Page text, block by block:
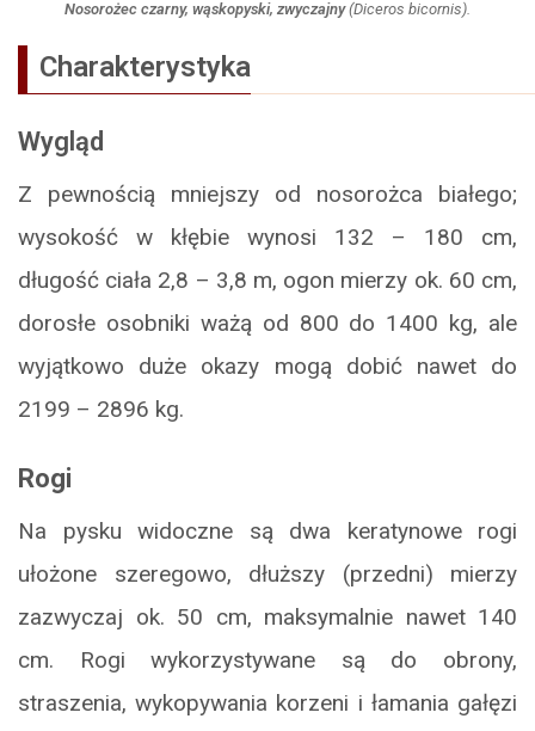
Nosorożec czarny, wąskopyski, zwyczajny(Diceros bicornis).
Charakterystyka
Wygląd
Z pewnością mniejszy od nosorożca białego;
wysokość w kłębie wynosi 132 – 180 cm,
długość ciała 2,8 – 3,8 m, ogon mierzy ok. 60 cm,
dorosłe osobniki ważą od 800 do 1400 kg, ale
wyjątkowo duże okazy mogą dobić nawet do
2199 – 2896 kg.
Rogi
Na pysku widoczne są dwa keratynowe rogi
ułożone szeregowo, dłuższy (przedni) mierzy
zazwyczaj ok. 50 cm, maksymalnie nawet 140
cm. Rogi wykorzystywane są do obrony,
straszenia, wykopywania korzeni i łamania gałęzi